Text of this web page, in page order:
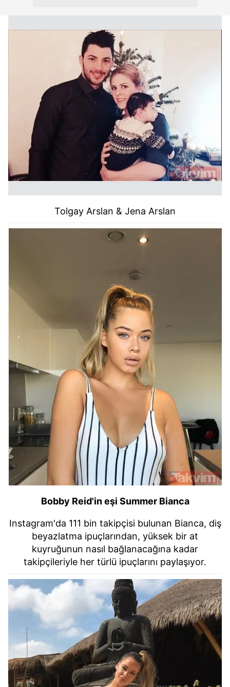
Tolgay Arslan & Jena Arslan
Bobby Reid'in eşi Summer Bianca
Instagram'da 111 bin takipçisi bulunan Bianca, diş
beyazlatma ipuçlarından, yüksek bir at
kuyruğunun nasıl bağlanacağına kadar
takipçileriyle her türlü ipuçlarını paylaşıyor.